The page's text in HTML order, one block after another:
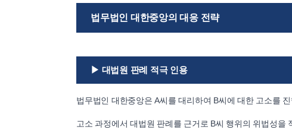
법무법인 대한중앙의 대응 전략
▶ 대법원 판례 적극 인용
법무법인 대한중앙은 A씨를 대리하여 B씨에 대한 고소를
고소 과정에서 대법원 판례를 근거로 B씨 행위의 위법성을